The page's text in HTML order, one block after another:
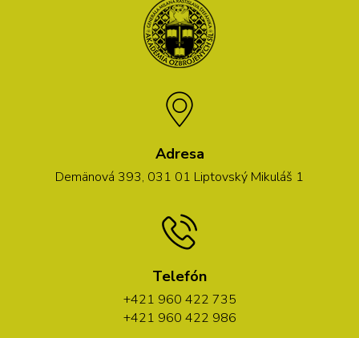
Adresa
Demänová 393, 031 01 Liptovský Mikuláš 1
Telefón
+421 960 422 735
+421 960 422 986